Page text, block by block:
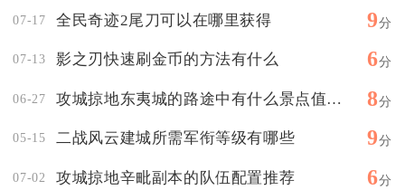
07-17 全民奇迹2尾刀可以在哪里获得 9分
07-13 影之刃快速刷金币的方法有什么 6分
06-27 攻城掠地东夷城的路途中有什么景点值得参观 8分
05-15 二战风云建城所需军衔等级有哪些 9分
07-02 攻城掠地辛毗副本的队伍配置推荐 6分